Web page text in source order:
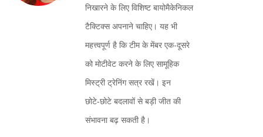
निखारने के लिए विशिष्ट बायोमैकेनिकल
टैक्टिक्स अपनाने चाहिए। यह भी
महत्त्वपूर्ण है कि टीम के मेंबर एक-दूसरे
को मोटीवेट करने के लिए सामूहिक
मिस्ट्री ट्रेनिंग सत्र रखें। इन
छोटे‑छोटे बदलावों से बड़ी जीत की
संभावना बढ़ सकती है।